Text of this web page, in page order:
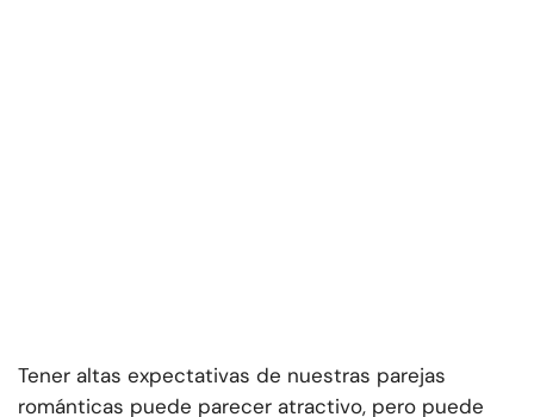
Tener altas expectativas de nuestras parejas
románticas puede parecer atractivo, pero puede